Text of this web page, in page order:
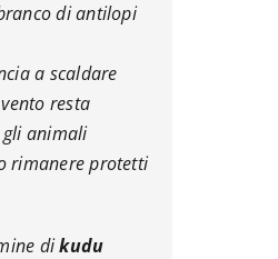
di antilopi
a scaldare
resta
animali
rimanere protetti
dikudu